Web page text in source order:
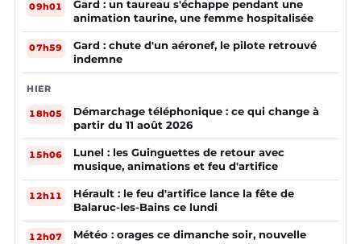
09h01
Gard : un taureau s'échappe pendant une
animation taurine, une femme hospitalisée
07h59
Gard : chute d'un aéronef, le pilote retrouvé
indemne
HIER
18h05
Démarchage téléphonique : ce qui change à
partir du 11 août 2026
15h06
Lunel : les Guinguettes de retour avec
musique, animations et feu d'artifice
12h11
Hérault : le feu d'artifice lance la fête de
Balaruc-les-Bains ce lundi
12h07
Météo : orages ce dimanche soir, nouvelle